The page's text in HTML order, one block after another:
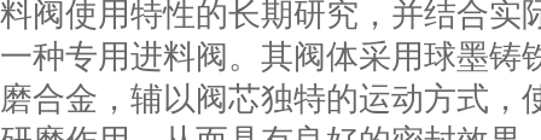
料阀使用特性的长期研究，并结合实
一种专用进料阀。其阀体采用球墨铸
磨合金，辅以阀芯独特的运动方式，